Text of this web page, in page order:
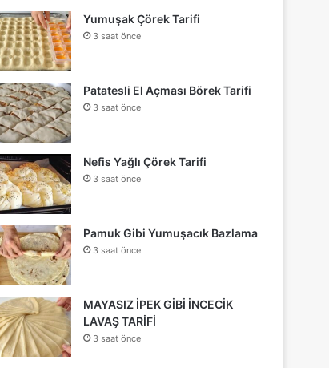
Yumuşak Çörek Tarifi
3 saat önce
Patatesli El Açması Börek Tarifi
3 saat önce
Nefis Yağlı Çörek Tarifi
3 saat önce
Pamuk Gibi Yumuşacık Bazlama
3 saat önce
MAYASIZ İPEK GİBİ İNCECİK
LAVAŞ TARİFİ
3 saat önce